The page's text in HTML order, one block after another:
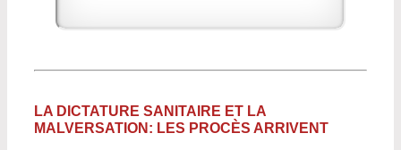
LA DICTATURE SANITAIRE ET LA
MALVERSATION: LES PROCÈS ARRIVENT